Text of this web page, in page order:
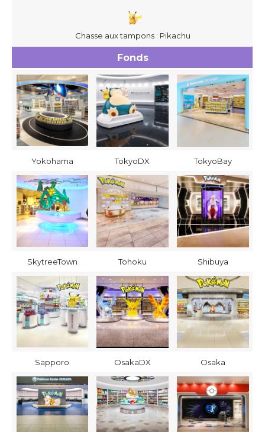
Chasse aux tampons : Pikachu
Fonds
Yokohama TokyoDX TokyoBay
SkytreeTown Tohoku Shibuya
Sapporo OsakaDX Osaka